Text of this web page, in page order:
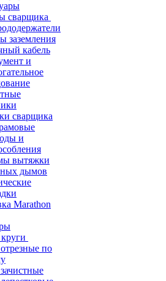
сварщика
заземления
кабель
и
сварщика
и
вытяжки
дымов
Marathon
по